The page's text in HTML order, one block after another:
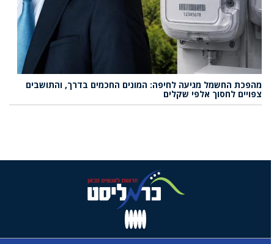
מהפכת החשמל מגיעה לחיפה: המונים החכמים בדרך, והתושבים
צפויים לחסוך אלפי שקלים